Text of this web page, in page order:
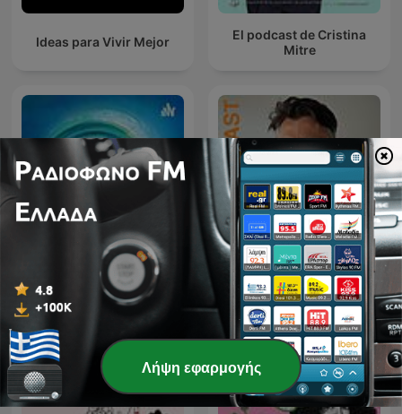
Ideas para Vivir Mejor
El podcast de Cristina
Mitre
[ΚΥΜΑ ζωής]
Επεισοδιακές
επικοινωνίες...
Στο Βάθος της Ψυχής
Λήψη εφαρμογής